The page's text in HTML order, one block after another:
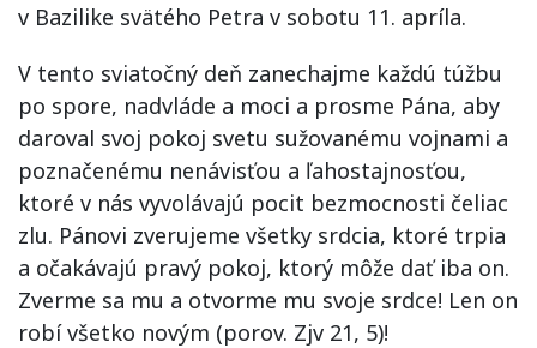
v Bazilike svätého Petra v sobotu 11. apríla.
V tento sviatočný deň zanechajme každú túžbu
po spore, nadvláde a moci a prosme Pána, aby
daroval svoj pokoj svetu sužovanému vojnami a
poznačenému nenávisťou a ľahostajnosťou,
ktoré v nás vyvolávajú pocit bezmocnosti čeliac
zlu. Pánovi zverujeme všetky srdcia, ktoré trpia
a očakávajú pravý pokoj, ktorý môže dať iba on.
Zverme sa mu a otvorme mu svoje srdce! Len on
robí všetko novým (porov. Zjv 21, 5)!